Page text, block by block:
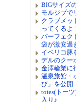
BIGサイズ
モルジブで
クラブメッ
ってくるよ
パーフェク
袋が激安過
イベリコ豚
デルのクー
金澤輪業に
温泉旅館・
び」を公開
totes(トー
入り♪